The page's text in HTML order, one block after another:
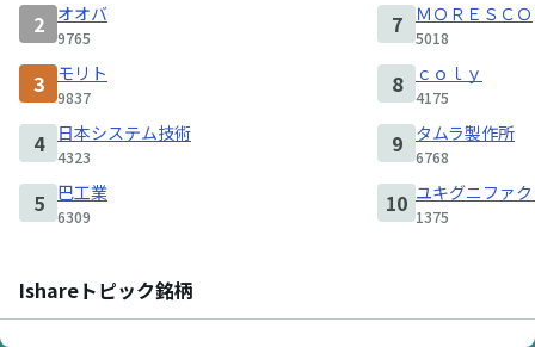
2 オオバ
9765
3 モリト
9837
4 日本システム技術
4323
5 巴工業
6309
7 ＭＯＲＥＳＣＯ
5018
8 ｃｏｌｙ
4175
9 タムラ製作所
6768
10 ユキグニファ
1375
Ishareトピック銘柄